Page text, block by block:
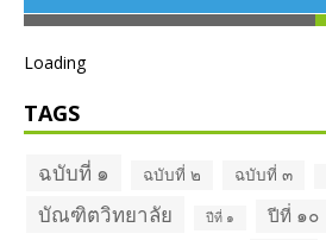
Loading
TAGS
ฉบับที่ ๑ ฉบับที่ ๒ ฉบับที่ ๓
บัณฑิตวิทยาลัย ปีที่ ๑ ปีที่ ๑๐